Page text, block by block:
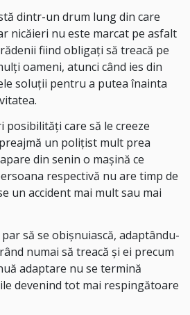
dintr-un drum lung din care
nicăieri nu este marcat pe asfalt
fiind obligați să treacă pe
oameni, atunci când ies din
soluții pentru a putea înainta
posibilități care să le creeze
un polițist mult prea
din senin o mașină ce
respectivă nu are timp de
un accident mai mult sau mai
să se obișnuiască, adaptându-
numai să treacă și ei precum
adaptare nu se termină
devenind tot mai respingătoare